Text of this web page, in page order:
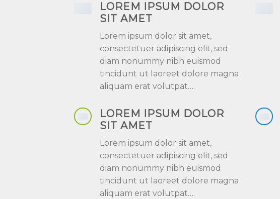
LOREM IPSUM DOLOR
SIT AMET
Lorem ipsum dolor sit amet,
consectetuer adipiscing elit, sed
diam nonummy nibh euismod
tincidunt ut laoreet dolore magna
aliquam erat volutpat….
LOREM IPSUM DOLOR
SIT AMET
Lorem ipsum dolor sit amet,
consectetuer adipiscing elit, sed
diam nonummy nibh euismod
tincidunt ut laoreet dolore magna
aliquam erat volutpat….